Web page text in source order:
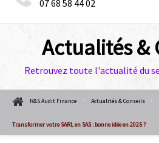
07 68 58 44 02
Actualités &
Retrouvez toute l'actualité du
R&S Audit Finance Actualités & Conseils
Transformer votre SARL en SAS : bonne idée en 2025 ?